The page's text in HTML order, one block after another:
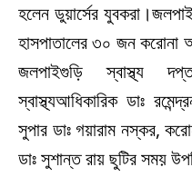
হলেন ডুয়ার্সের
হাসপাতালের ৩০ জন করোনা
জলপাইগুড়ি স্বাস্থ্য
স্বাস্থ্যআধিকারিক ডাঃ
সুপার ডাঃ গয়ারাম নস্কর,
ডাঃ সুশান্ত রায় ছুটির সময়